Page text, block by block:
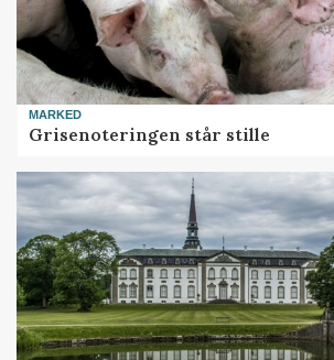
MARKED
Grisenoteringen står stille